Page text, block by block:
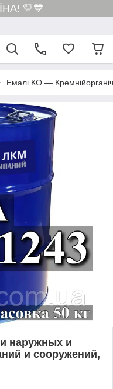
💛💙
Емалі КО —
наружных и
и сооружений,